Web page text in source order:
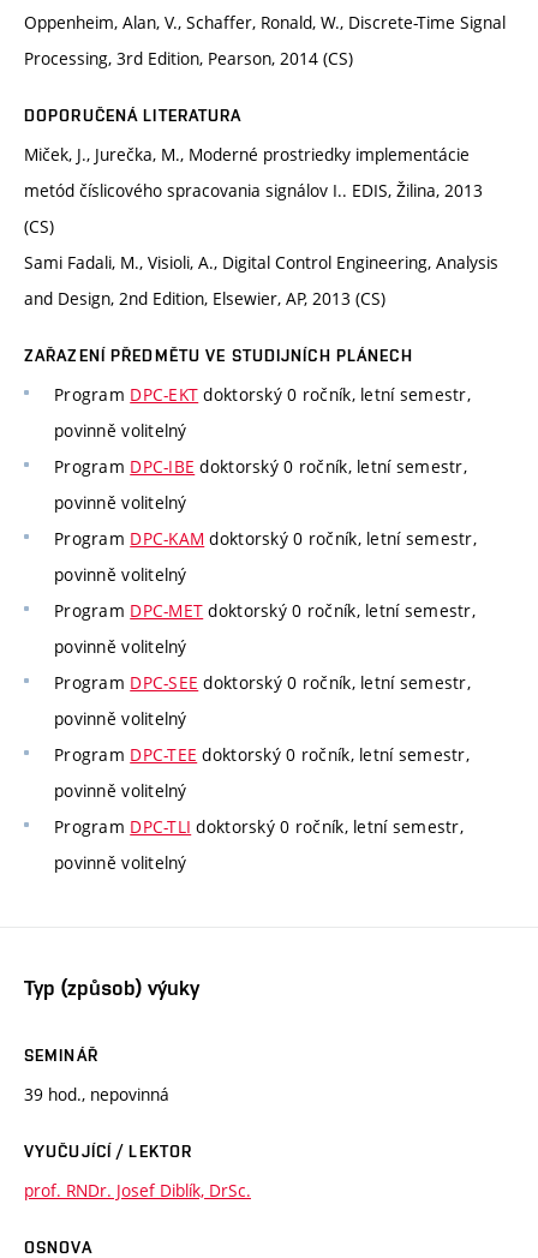
Oppenheim, Alan, V., Schaffer, Ronald, W., Discrete-Time Signal
Processing, 3rd Edition, Pearson, 2014 (CS)
DOPORUČENÁ LITERATURA
Miček, J., Jurečka, M., Moderné prostriedky implementácie
metód číslicového spracovania signálov I.. EDIS, Žilina, 2013
(CS)
Sami Fadali, M., Visioli, A., Digital Control Engineering, Analysis
and Design, 2nd Edition, Elsewier, AP, 2013 (CS)
ZAŘAZENÍ PŘEDMĚTU VE STUDIJNÍCH PLÁNECH
Program DPC-EKT doktorský 0 ročník, letní semestr,
povinně volitelný
Program DPC-IBE doktorský 0 ročník, letní semestr,
povinně volitelný
Program DPC-KAM doktorský 0 ročník, letní semestr,
povinně volitelný
Program DPC-MET doktorský 0 ročník, letní semestr,
povinně volitelný
Program DPC-SEE doktorský 0 ročník, letní semestr,
povinně volitelný
Program DPC-TEE doktorský 0 ročník, letní semestr,
povinně volitelný
Program DPC-TLI doktorský 0 ročník, letní semestr,
povinně volitelný
Typ (způsob) výuky
SEMINÁŘ
39 hod., nepovinná
VYUČUJÍCÍ / LEKTOR
prof. RNDr. Josef Diblík, DrSc.
OSNOVA